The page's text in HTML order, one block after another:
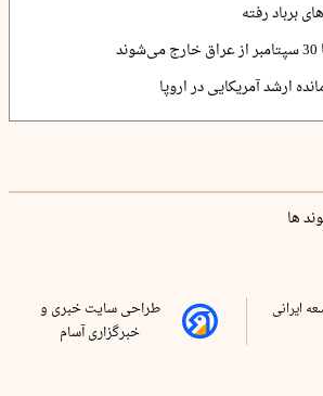
برباد رفته
ارشد آمریکایی در اروپا
ها
ایرانی
طراحی سایت خبری و
خبرگزاری آسام